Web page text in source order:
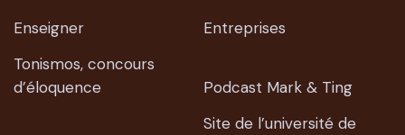
Enseigner
Entreprises
Tonismos, concours
d’éloquence
Podcast Mark & Ting
Site de l’université de